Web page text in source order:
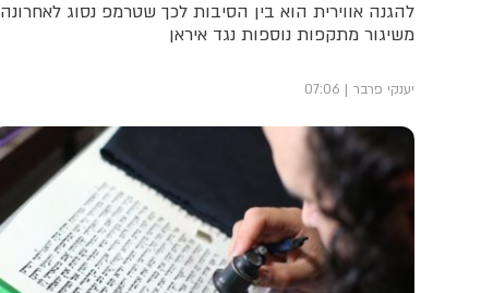
להגנה אווירית הוא בין הסיבות לכך שטרמפ נסוג לאחרונה
משיגור מתקפות נוספות נגד איראן
יענקי פרבר 07:06